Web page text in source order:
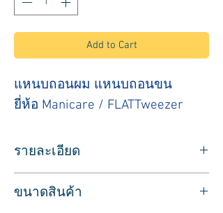
Add to Cart
แหนบถอนผม แหนบถอนขน
ยี่ห้อ Manicare / FLATTweezer
รายละเอียด
ยี่ห้อ Manicare / Flat Tweezer
ขนาดสินค้า